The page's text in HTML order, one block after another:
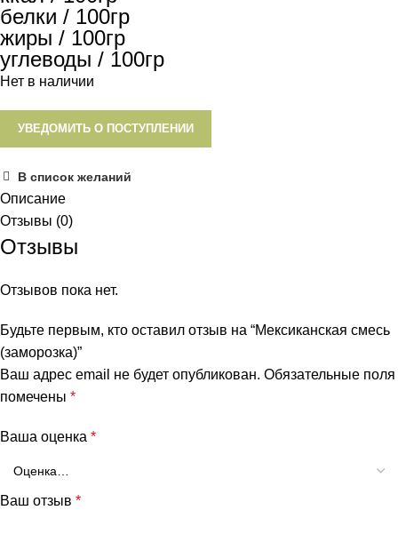
белки / 100гр
жиры / 100гр
углеводы / 100гр
Нет в наличии
УВЕДОМИТЬ О ПОСТУПЛЕНИИ
В список желаний
Описание
Отзывы (0)
Отзывы
Отзывов пока нет.
Будьте первым, кто оставил отзыв на “Мексиканская смесь
(заморозка)”
Ваш адрес email не будет опубликован. Обязательные поля
помечены *
Ваша оценка *
Ваш отзыв *